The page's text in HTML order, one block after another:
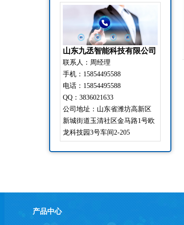
山东九丞智能科技有限公司
联系人：周经理
手机：15854495588
电话：15854495588
QQ：3836021633
公司地址：山东省潍坊高新区
新城街道玉清社区金马路1号欧
龙科技园3号车间2-205
产品中心